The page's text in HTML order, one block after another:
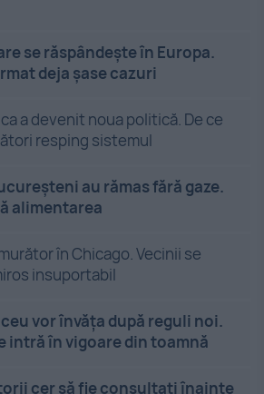
se răspândește în Europa.
deja șase cazuri
a devenit noua politică. De ce
resping sistemul
au rămas fără gaze.
alimentarea
în Chicago. Vecinii se
insuportabil
vor învăța după reguli noi.
intră în vigoare din toamnă
cer să fie consultați înainte